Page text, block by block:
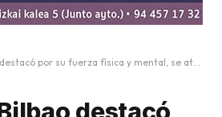
su fuerza física y mental, se atrevía con todo, era muy lanzada”